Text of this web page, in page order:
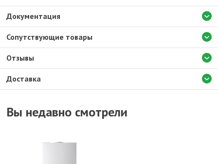
Доставка
Документация
Сопутствующие товары
Отзывы
Вы недавно смотрели